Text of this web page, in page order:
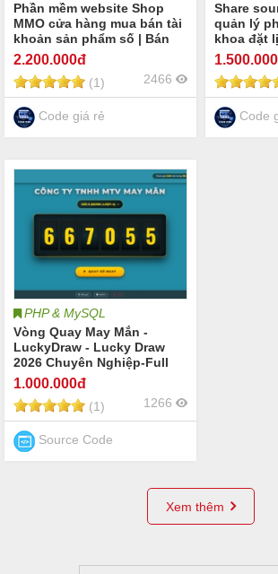
Phần mềm website Shop
MMO cửa hàng mua bán tài
khoản sản phẩm số | Bán
dịch vụ MMO tài khoản số
ChatGPT AI Netflix Canva
Youtube | Bán tool MMO
bán key phần mềm dịch vụ
sản phẩm số source code
2.200.000đ
(1) 2466
Code giá rẻ
Share
quản lý
khoa đặt
năng php
website
khoa đặt
nha khoa
nhân bác
1.500
Code
PHP & MySQL
Vòng Quay May Mắn -
LuckyDraw - Lucky Draw
2026 Chuyên Nghiệp-Full
Tính Năng
1.000.000đ
(1) 1266
Source Code
Xem thêm